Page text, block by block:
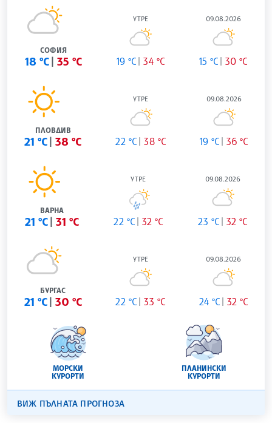
СОФИЯ
18 °C 35 °C
УТРЕ
19 °C 34 °C
09.08.2026
15 °C 30 °C
ПЛОВДИВ
21 °C 38 °C
УТРЕ
22 °C 38 °C
09.08.2026
19 °C 36 °C
ВАРНА
21 °C 31 °C
УТРЕ
22 °C 32 °C
09.08.2026
23 °C 32 °C
БУРГАС
21 °C 30 °C
УТРЕ
22 °C 33 °C
09.08.2026
24 °C 32 °C
МОРСКИ
КУРОРТИ
ПЛАНИНСКИ
КУРОРТИ
ВИЖ ПЪЛНАТА ПРОГНОЗА